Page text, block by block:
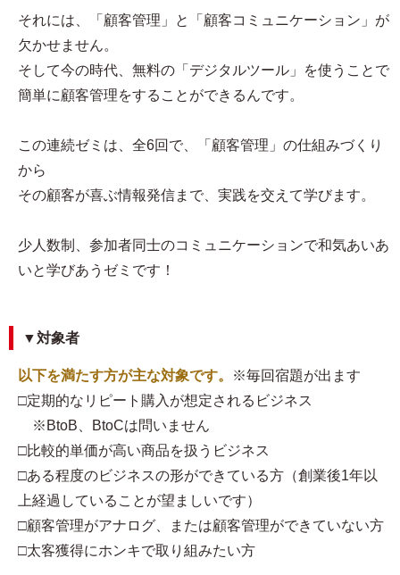
それには、「顧客管理」と「顧客コミュニケーション」が
欠かせません。
そして今の時代、無料の「デジタルツール」を使うことで
簡単に顧客管理をすることができるんです。
この連続ゼミは、全6回で、「顧客管理」の仕組みづくり
から
その顧客が喜ぶ情報発信まで、実践を交えて学びます。
少人数制、参加者同士のコミュニケーションで和気あいあ
いと学びあうゼミです！
▼対象者
以下を満たす方が主な対象です。
※毎回宿題が出ます
□定期的なリピート購入が想定されるビジネス
※BtoB、BtoCは問いません
□比較的単価が高い商品を扱うビジネス
□ある程度のビジネスの形ができている方（創業後1年以
上経過していることが望ましいです）
□顧客管理がアナログ、または顧客管理ができていない方
□太客獲得にホンキで取り組みたい方